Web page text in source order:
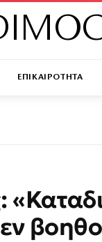
ΕΠΙΚΑΙΡΟΤΗΤΑ